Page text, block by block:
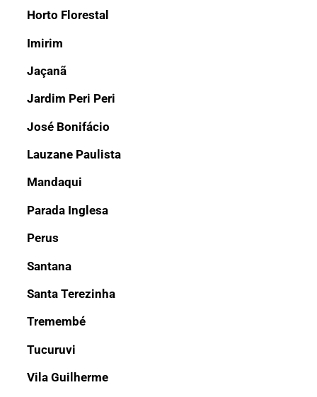
Horto Florestal
Imirim
Jaçanã
Jardim Peri Peri
José Bonifácio
Lauzane Paulista
Mandaqui
Parada Inglesa
Perus
Santana
Santa Terezinha
Tremembé
Tucuruvi
Vila Guilherme